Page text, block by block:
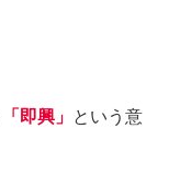
「即興」 という意